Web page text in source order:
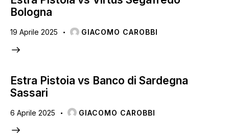
Bologna
19 Aprile 2025 GIACOMO CAROBBI
Estra Pistoia vs Banco di Sardegna
Sassari
6 Aprile 2025 GIACOMO CAROBBI